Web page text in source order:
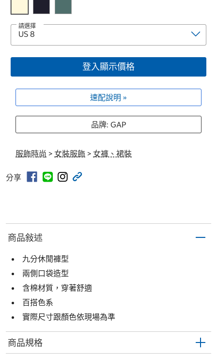
請選擇
登入顯示價格
速配說明 »
品牌: GAP
服飾時尚 > 女裝服飾 > 女褲、裙裝
分享
商品敍述
九分休閒褲型
兩側口袋造型
含棉材質，穿著舒適
百搭色系
實際尺寸跟顏色依現場為準
商品規格